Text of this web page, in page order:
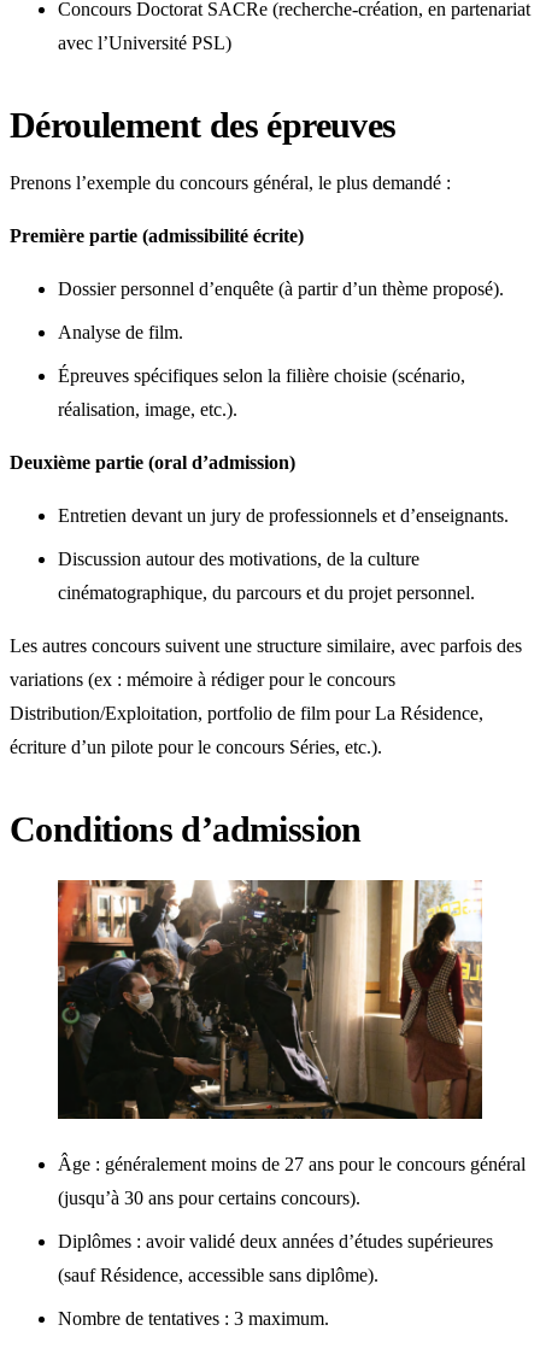
Concours Doctorat SACRe (recherche-création, en partenariat
avec l’Université PSL)
Déroulement des épreuves
Prenons l’exemple du concours général, le plus demandé :
Première partie (admissibilité écrite)
Dossier personnel d’enquête (à partir d’un thème proposé).
Analyse de film.
Épreuves spécifiques selon la filière choisie (scénario,
réalisation, image, etc.).
Deuxième partie (oral d’admission)
Entretien devant un jury de professionnels et d’enseignants.
Discussion autour des motivations, de la culture
cinématographique, du parcours et du projet personnel.
Les autres concours suivent une structure similaire, avec parfois des
variations (ex : mémoire à rédiger pour le concours
Distribution/Exploitation, portfolio de film pour La Résidence,
écriture d’un pilote pour le concours Séries, etc.).
Conditions d’admission
Âge : généralement moins de 27 ans pour le concours général
(jusqu’à 30 ans pour certains concours).
Diplômes : avoir validé deux années d’études supérieures
(sauf Résidence, accessible sans diplôme).
Nombre de tentatives : 3 maximum.